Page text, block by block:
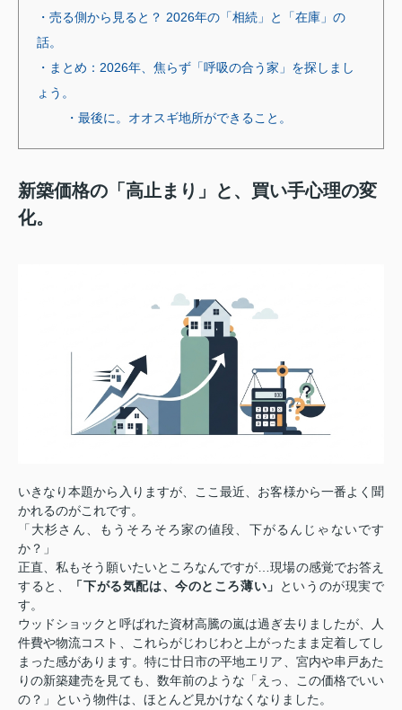
・売る側から見ると？ 2026年の「相続」と「在庫」の
話。
・まとめ：2026年、焦らず「呼吸の合う家」を探しまし
ょう。
・最後に。オオスギ地所ができること。
新築価格の「高止まり」と、買い手心理の変
化。
いきなり本題から入りますが、ここ最近、お客様から一番よく聞
かれるのがこれです。
「大杉さん、もうそろそろ家の値段、下がるんじゃないです
か？」
正直、私もそう願いたいところなんですが…現場の感覚でお答え
すると、
「下がる気配は、今のところ薄い」
というのが現実で
す。
ウッドショックと呼ばれた資材高騰の嵐は過ぎ去りましたが、人
件費や物流コスト、これらがじわじわと上がったまま定着してし
まった感があります。特に廿日市の平地エリア、宮内や串戸あた
りの新築建売を見ても、数年前のような「えっ、この価格でいい
の？」という物件は、ほとんど見かけなくなりました。